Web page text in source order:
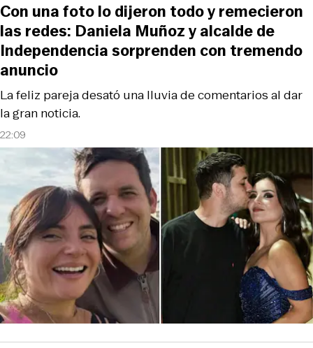
22:09
La feliz pareja desató una lluvia de comentarios al dar
la gran noticia.
Con una foto lo dijeron todo y remecieron
las redes: Daniela Muñoz y alcalde de
Independencia sorprenden con tremendo
anuncio